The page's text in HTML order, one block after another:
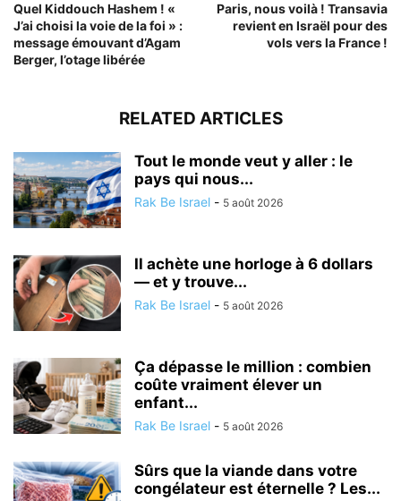
Quel Kiddouch Hashem ! «
J’ai choisi la voie de la foi » :
message émouvant d’Agam
Berger, l’otage libérée
Paris, nous voilà ! Transavia
revient en Israël pour des
vols vers la France !
RELATED ARTICLES
Tout le monde veut y aller : le
pays qui nous...
Rak Be Israel - 5 août 2026
Il achète une horloge à 6 dollars
— et y trouve...
Rak Be Israel - 5 août 2026
Ça dépasse le million : combien
coûte vraiment élever un
enfant...
Rak Be Israel - 5 août 2026
Sûrs que la viande dans votre
congélateur est éternelle ? Les...